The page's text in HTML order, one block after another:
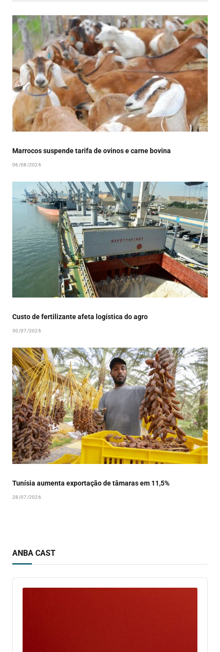
Marrocos suspende tarifa de ovinos e carne bovina
06/08/2026
Custo de fertilizante afeta logística do agro
30/07/2026
Tunísia aumenta exportação de tâmaras em 11,5%
28/07/2026
ANBA CAST
Audio
Player